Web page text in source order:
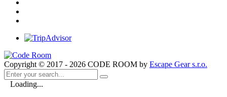
Copyright © 2017 - 2026 CODE ROOM by Escape Gear s.r.o.
Loading...